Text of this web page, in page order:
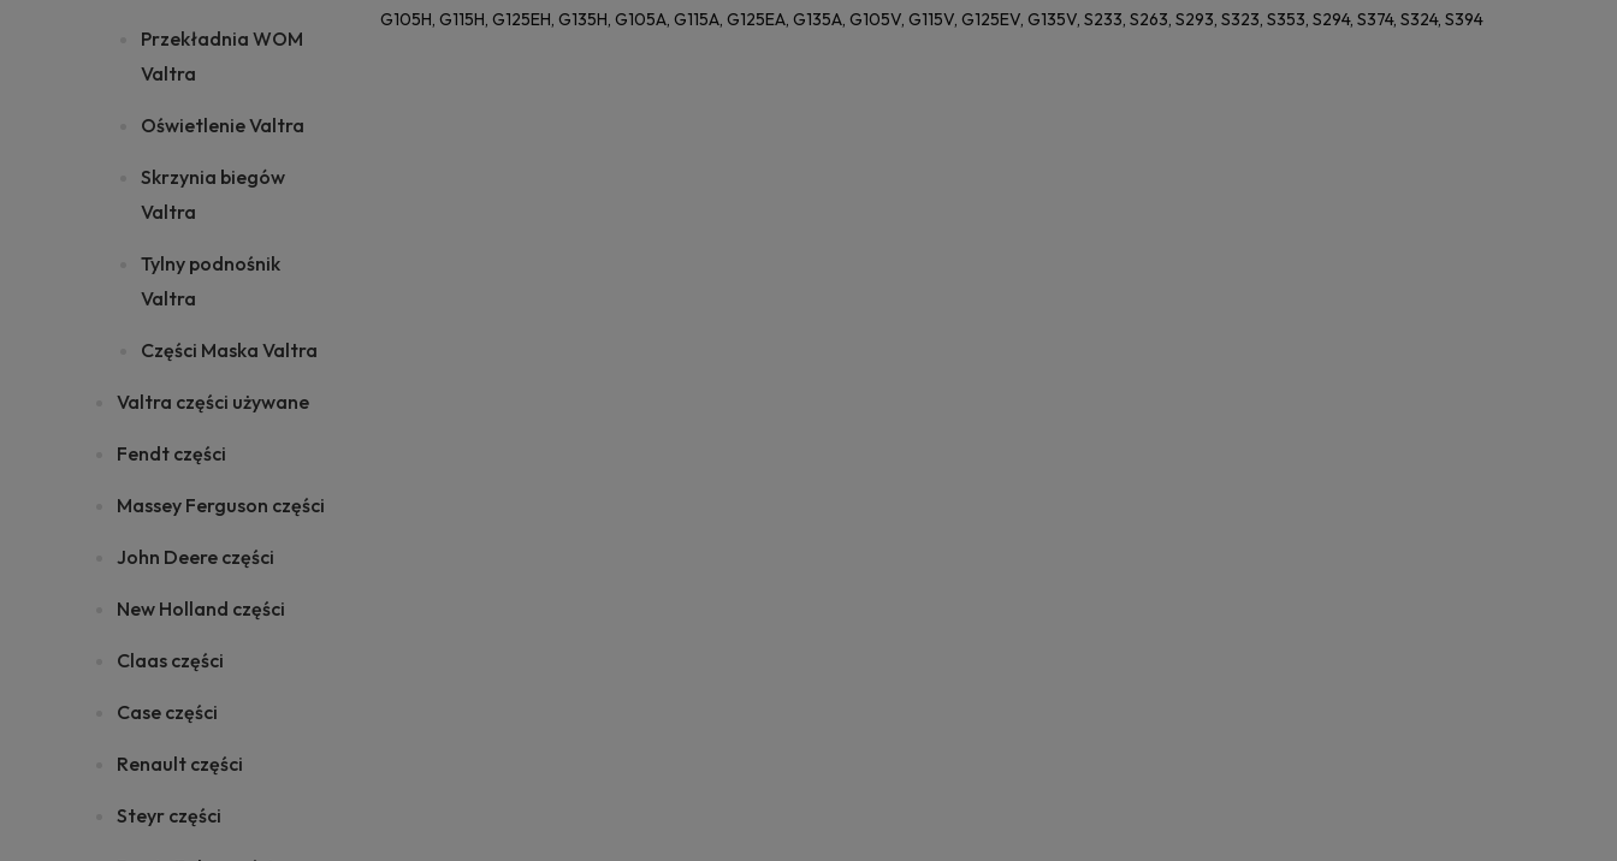
Przekładnia WOM
Valtra
Oświetlenie Valtra
Skrzynia biegów
Valtra
Tylny podnośnik
Valtra
Części Maska Valtra
Valtra części używane
Fendt części
Massey Ferguson części
John Deere części
New Holland części
Claas części
Case części
Renault części
Steyr części
G105H, G115H, G125EH, G135H, G105A, G115A, G125EA, G135A, G105V, G115V, G125EV, G135V, S233, S263, S293, S323, S353, S294, S374, S324, S394